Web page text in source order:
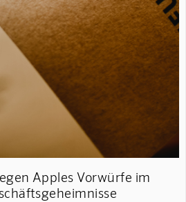
Apples Vorwürfe im